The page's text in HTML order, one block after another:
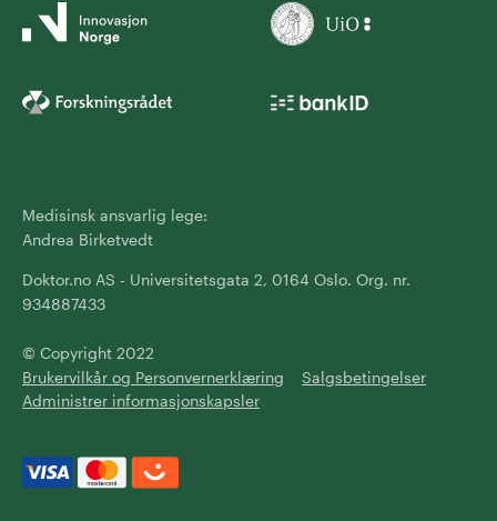
Medisinsk ansvarlig lege:
Andrea Birketvedt
Doktor.no AS - Universitetsgata 2, 0164 Oslo. Org. nr.
934887433
© Copyright 2022
Brukervilkår og Personvernerklæring
Salgsbetingelser
Administrer informasjonskapsler